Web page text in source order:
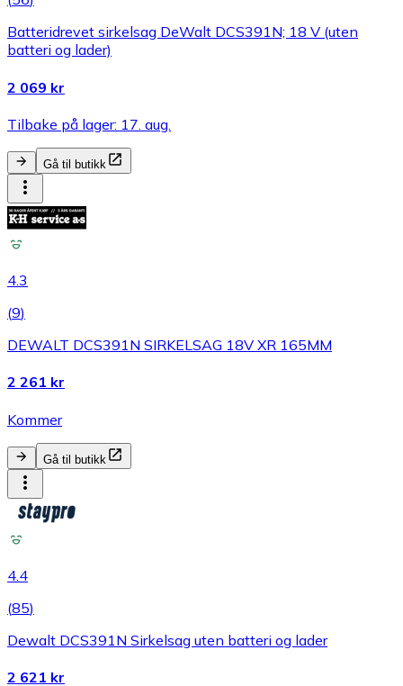
Batteridrevet sirkelsag DeWalt DCS391N; 18 V (uten
batteri og lader)
2 069 kr
Tilbake på lager: 17. aug.
Gå til butikk
4.3
(9)
DEWALT DCS391N SIRKELSAG 18V XR 165MM
2 261 kr
Kommer
Gå til butikk
4.4
(85)
Dewalt DCS391N Sirkelsag uten batteri og lader
2 621 kr